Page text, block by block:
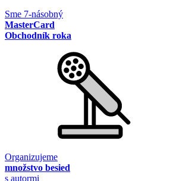
Sme 7-násobný
MasterCard
Obchodník roka
Organizujeme
množstvo besied
s autormi